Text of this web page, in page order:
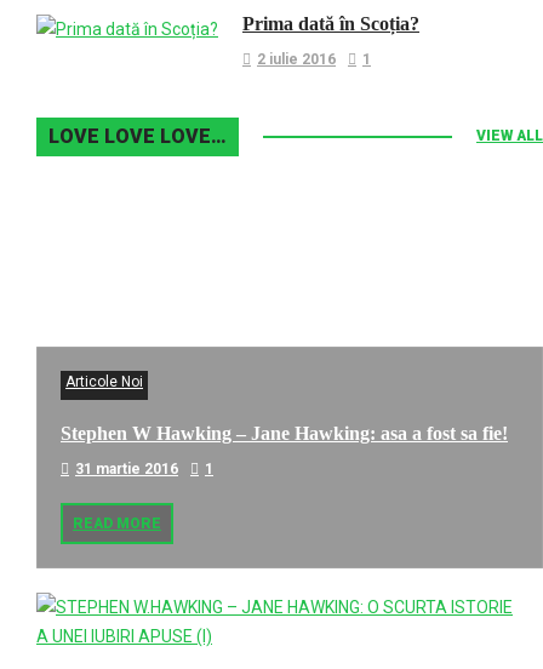
Prima dată în Scoția?
2 iulie 2016 1
LOVE LOVE LOVE… VIEW ALL
Articole Noi
Stephen W Hawking – Jane Hawking: asa a fost sa fie!
31 martie 2016 1
READ MORE